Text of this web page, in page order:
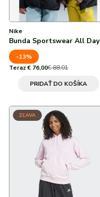
Nike
Bunda Sportswear All Day
-13%
Teraz € 76,00€ 88,01
PRIDAŤ DO KOŠÍKA
ZĽAVA